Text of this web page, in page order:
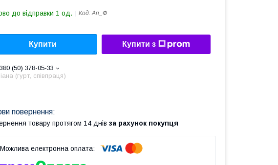
до відправки 1 од. Код:Ап_Ф
Купити Купити з
(50) 378-05-33
(гурт, співпраця)
товару протягом 14 днів за рахунок покупця